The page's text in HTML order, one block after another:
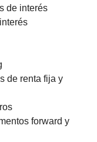
de interés
de renta fija y
forward y